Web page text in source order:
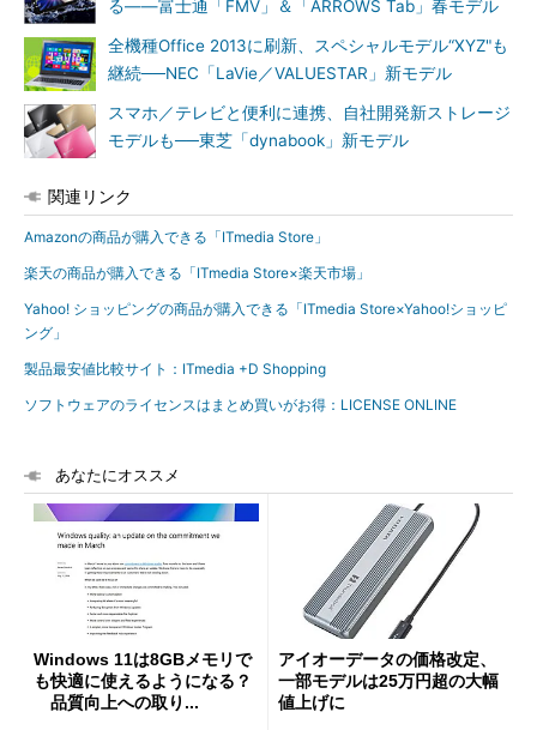
る――富士通「FMV」＆「ARROWS Tab」春モデル
全機種Office 2013に刷新、スペシャルモデル“XYZ"も
継続──NEC「LaVie／VALUESTAR」新モデル
スマホ／テレビと便利に連携、自社開発新ストレージ
モデルも──東芝「dynabook」新モデル
関連リンク
Amazonの商品が購入できる「ITmedia Store」
楽天の商品が購入できる「ITmedia Store×楽天市場」
Yahoo! ショッピングの商品が購入できる「ITmedia Store×Yahoo!ショッピ
ング」
製品最安値比較サイト：ITmedia +D Shopping
ソフトウェアのライセンスはまとめ買いがお得：LICENSE ONLINE
あなたにオススメ
Windows 11は8GBメモリで
も快適に使えるようになる？
品質向上への取り...
アイオーデータの価格改定、
一部モデルは25万円超の大幅
値上げに